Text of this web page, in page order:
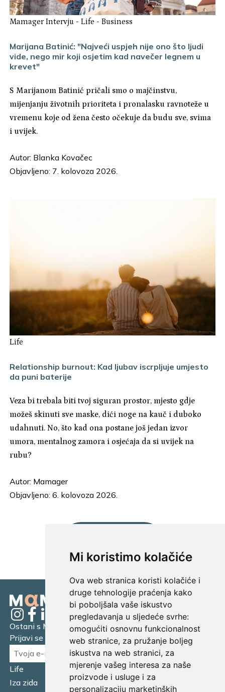
Mi koristimo kolačiće
Ova web stranica koristi kolačiće i
druge tehnologije praćenja kako
bi poboljšala vaše iskustvo
pregledavanja u sljedeće svrhe:
omogućiti osnovnu funkcionalnost
web stranice, za pružanje boljeg
iskustva na web stranici, za
mjerenje vašeg interesa za naše
proizvode i usluge i za
personalizaciju marketinških
Mamager Intervju -Life -Business
Marijana Batinić: "Najveći uspjeh nije ono što ljudi
vide, nego mir koji osjetim kad navečer legnem u
krevet"
S Marijanom Batinić pričali smo o majčinstvu,
mijenjanju životnih prioriteta i pronalasku ravnoteže u
vremenu koje od žena često očekuje da budu sve, svima
i uvijek.
Autor: Blanka Kovačec
Objavljeno: 7. kolovoza 2026.
Life
Relationship burnout: Kad ljubav iscrpljuje umjesto
da puni baterije
Veza bi trebala biti tvoj siguran prostor, mjesto gdje
možeš skinuti sve maske, dići noge na kauč i duboko
udahnuti. No, što kad ona postane još jedan izvor
umora, mentalnog zamora i osjećaja da si uvijek na
rubu?
Autor: Mamager
Objavljeno: 6. kolovoza 2026.
Life
Financijska pismenost
Iza zida
Business
Ostani s Mamagerom
Prijavi se na naš newsletter.